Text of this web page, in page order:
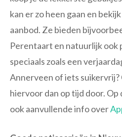
kan er zo heen gaan en
aanbod. Ze bieden
Perentaart en natuurlijk ook
speciaals zoals een
Annerveen of iets
hiervoor dan op tijd door.
ook aanvullende info over